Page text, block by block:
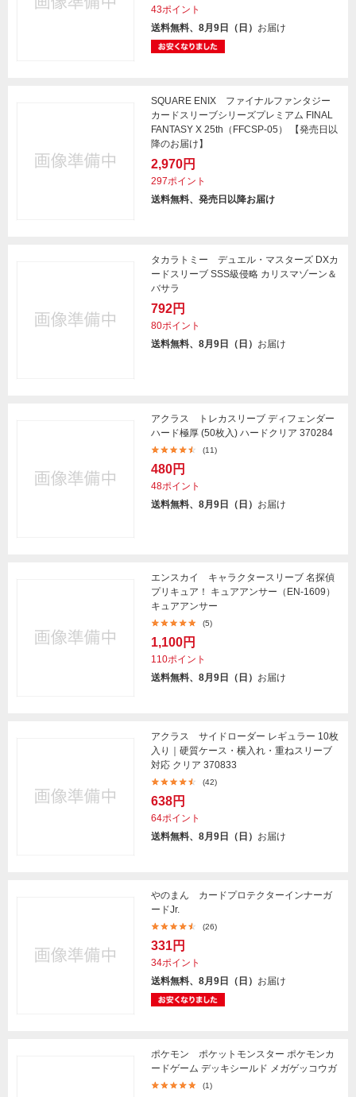
43ポイント
送料無料、8月9日（日） お届け
SQUARE ENIX ファイナルファンタジー
カードスリーブシリーズプレミアム FINAL
FANTASY X 25th（FFCSP-05） 【発売日以
降のお届け】
2,970円
297ポイント
送料無料、発売日以降お届け
タカラトミー デュエル・マスターズ DXカ
ードスリーブ SSS級侵略 カリスマゾーン＆
バサラ
792円
80ポイント
送料無料、8月9日（日） お届け
アクラス トレカスリーブ ディフェンダー
ハード極厚 (50枚入) ハードクリア 370284
(11)
480円
48ポイント
送料無料、8月9日（日） お届け
エンスカイ キャラクタースリーブ 名探偵
プリキュア！ キュアアンサー（EN-1609）
キュアアンサー
(5)
1,100円
110ポイント
送料無料、8月9日（日） お届け
アクラス サイドローダー レギュラー 10枚
入り｜硬質ケース・横入れ・重ねスリーブ
対応 クリア 370833
(42)
638円
64ポイント
送料無料、8月9日（日） お届け
やのまん カードプロテクターインナーガ
ードJr.
(26)
331円
34ポイント
送料無料、8月9日（日） お届け
ポケモン ポケットモンスター ポケモンカ
ードゲーム デッキシールド メガゲッコウガ
(1)